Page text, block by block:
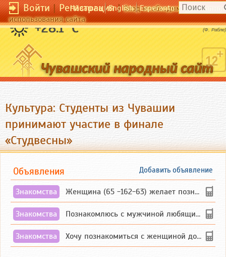
Войти|Регистрация|Вход необходим для
использования сайта
Чӑвашла English Esperanto
+28.1 °C Cмех - сущность человека.
(Ф. Рабле)
Культура: Студенты из Чувашии
принимают участие в финале
«Студвесны»
Добавить объявление
Объявления
Знакомства Женщина (65 -162-63) желает познакомиться с одиноким, добродушным, без вредных ...
Знакомства Познакомлюсь с мужчиной любящим танцевать и петь на родном чувашском языке
Знакомства Хочу познакомиться с женщиной до 55 лет чувашской или русской национальности дл...